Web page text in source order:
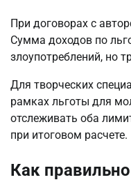
При договорах с
Сумма доходов по
злоупотреблений, но
Для творческих
рамках льготы для
отслеживать оба
при итоговом расчете.
Как